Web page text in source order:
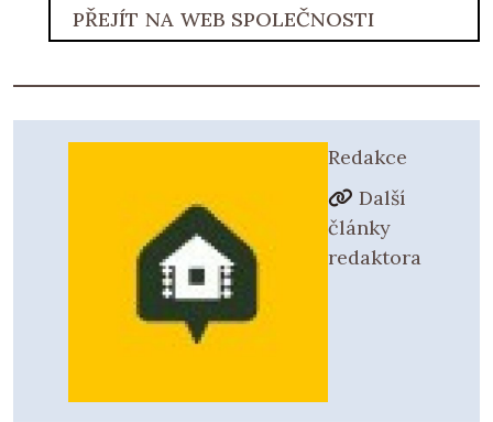
PŘEJÍT NA WEB SPOLEČNOSTI
Redakce
Další
články
redaktora